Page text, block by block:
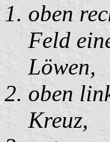
oben
Feld
Löwen,
oben
Kreuz,